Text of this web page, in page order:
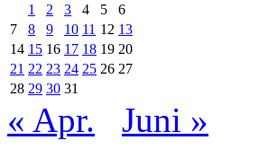
1
2 3 4 5
6
7
8 9 10 11 12 13
14 15 16 17 18 19 20
21 22 23 24 25 26 27
28 29 30 31
« Apr. Juni »